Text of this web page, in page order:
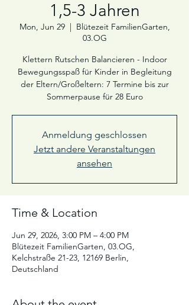
1,5-3 Jahren
Mon, Jun 29
  |
Blütezeit FamilienGarten,
03.OG
Klettern Rutschen Balancieren - Indoor
Bewegungsspaß für Kinder in Begleitung
der Eltern/Großeltern: 7 Termine bis zur
Sommerpause für 28 Euro
Anmeldung geschlossen
Jetzt andere Veranstaltungen
ansehen
Time & Location
Jun 29, 2026, 3:00 PM – 4:00 PM
Blütezeit FamilienGarten, 03.OG,
Kelchstraße 21-23, 12169 Berlin,
Deutschland